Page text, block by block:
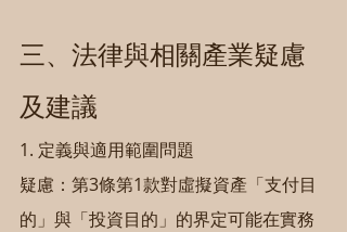
三、法律與相關產業疑慮
及建議
1. 定義與適用範圍問題
疑慮：第3條第1款對虛擬資產「支付目
的」與「投資目的」的界定可能在實務